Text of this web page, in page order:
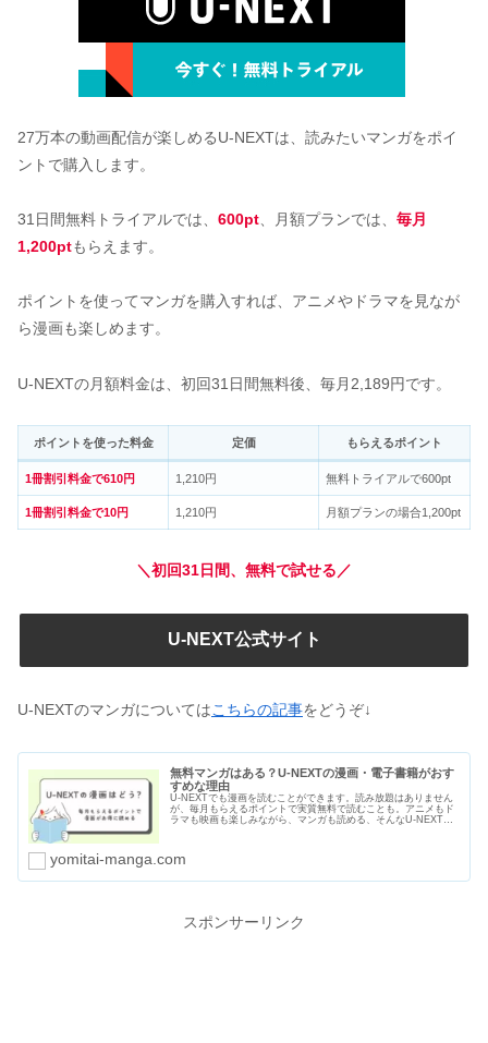
27万本の動画配信が楽しめるU-NEXTは、読みたいマンガをポイ
ントで購入します。
31日間無料トライアルでは、 600pt、月額プランでは、 毎月
1,200ptもらえます。
ポイントを使ってマンガを購入すれば、アニメやドラマを見なが
ら漫画も楽しめます。
U-NEXTの月額料金は、初回31日間無料後、毎月2,189円です。
ポイントを使った料金 定価 もらえるポイント
1冊割引料金で610円 1,210円 無料トライアルで600pt
1冊割引料金で10円 1,210円 月額プランの場合1,200pt
＼初回31日間、無料で試せる／
U-NEXT公式サイト
U-NEXTのマンガについてはこちらの記事をどうぞ↓
無料マンガはある？U-NEXTの漫画・電子書籍がおす
すめな理由
U-NEXTでも漫画を読むことができます。読み放題はありません
が、毎月もらえるポイントで実質無料で読むことも。アニメもド
ラマも映画も楽しみながら、マンガも読める、そんなU-NEXTが
yomitai-manga.com
スポンサーリンク